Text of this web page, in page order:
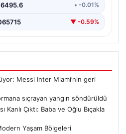
6495.6 • -0.01%
▼ -0.59%
Messi Inter Miami’nin geri
sıçrayan yangın söndürüldü
Kanlı Çıktı: Baba ve Oğlu Bıçakla
Yaşam Bölgeleri